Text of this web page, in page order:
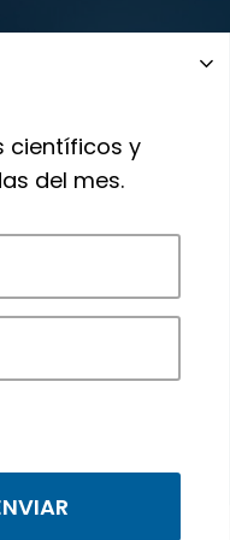
científicos y
del mes.